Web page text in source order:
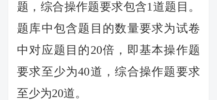
题，综合操作题要求包含1道题目。
题库中包含题目的数量要求为试卷
中对应题目的20倍，即基本操作题
要求至少为40道，综合操作题要求
至少为20道。